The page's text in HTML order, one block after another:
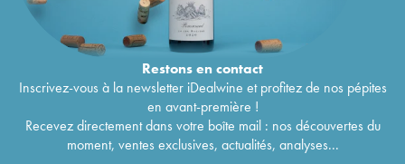
Restons encontact
Inscrivez-vous à la newsletter iDealwine et profitez de nos pépites
en avant-première !
Recevez directement dans votre boîte mail : nos découvertes du
moment, ventes exclusives, actualités, analyses...